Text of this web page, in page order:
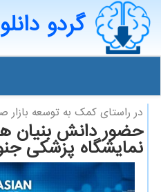
گردو
در راستای كمك به توسعه بازار
حضور دانش بنیان
نمایشگاه پزشکی